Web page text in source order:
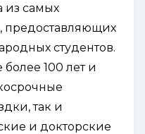
из самых
предоставляющих
студентов.
100 лет и
так и
и докторские